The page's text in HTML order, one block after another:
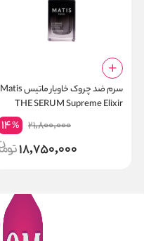
سرم ضد چروک خاویار ماتیس Matis
THE SERUM Supreme Elixir
21,800,000
14%
18,750,000